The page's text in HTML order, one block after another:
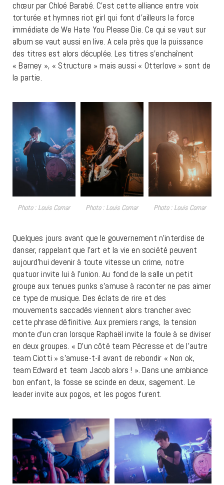
chœur par Chloé Barabé. C’est cette alliance entre voix
torturée et hymnes riot girl qui font d’ailleurs la force
immédiate de We Hate You Please Die. Ce qui se vaut sur
album se vaut aussi en live. A cela près que la puissance
des titres est alors décuplée. Les titres s’enchaînent
« Barney », « Structure » mais aussi « Otterlove » sont de
la partie.
Photo : Louis Comar Photo : Louis Comar Photo : Louis Comar
Quelques jours avant que le gouvernement n’interdise de
danser, rappelant que l’art et la vie en société peuvent
aujourd’hui devenir à toute vitesse un crime, notre
quatuor invite lui à l’union. Au fond de la salle un petit
groupe aux tenues punks s’amuse à raconter ne pas aimer
ce type de musique. Des éclats de rire et des
mouvements saccadés viennent alors trancher avec
cette phrase définitive. Aux premiers rangs, la tension
monte d’un cran lorsque Raphaël invite la foule à se diviser
en deux groupes. « D’un côté team Pécresse et de l’autre
team Ciotti » s’amuse-t-il avant de rebondir « Non ok,
team Edward et team Jacob alors ! ». Dans une ambiance
bon enfant, la fosse se scinde en deux, sagement. Le
leader invite aux pogos, et les pogos furent.